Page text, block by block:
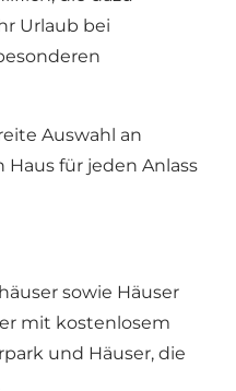
Urlaub bei
Auswahl an
Haus für jeden Anlass
sowie Häuser
mit kostenlosem
und Häuser, die